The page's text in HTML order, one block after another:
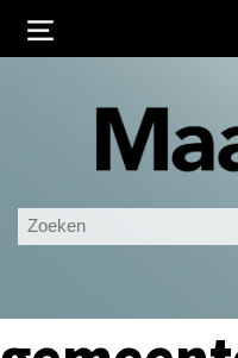
Ingelogd blijven